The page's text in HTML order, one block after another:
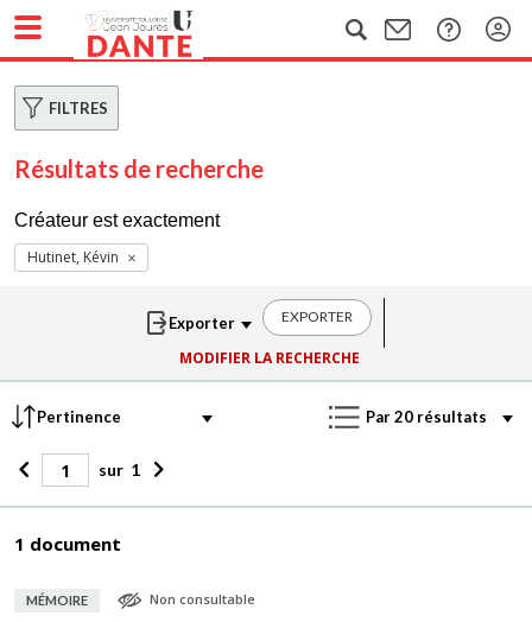
FILTRES
Résultats de recherche
Créateur est exactement
Hutinet, Kévin
EXPORTER
MODIFIER LA RECHERCHE
sur 1
1 document
MÉMOIRE Non consultable